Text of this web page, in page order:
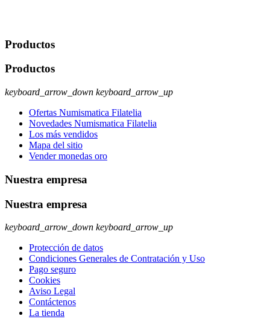
Productos
Productos
keyboard_arrow_down keyboard_arrow_up
Ofertas Numismatica Filatelia
Novedades Numismatica Filatelia
Los más vendidos
Mapa del sitio
Vender monedas oro
Nuestra empresa
Nuestra empresa
keyboard_arrow_down keyboard_arrow_up
Protección de datos
Condiciones Generales de Contratación y Uso
Pago seguro
Cookies
Aviso Legal
Contáctenos
La tienda